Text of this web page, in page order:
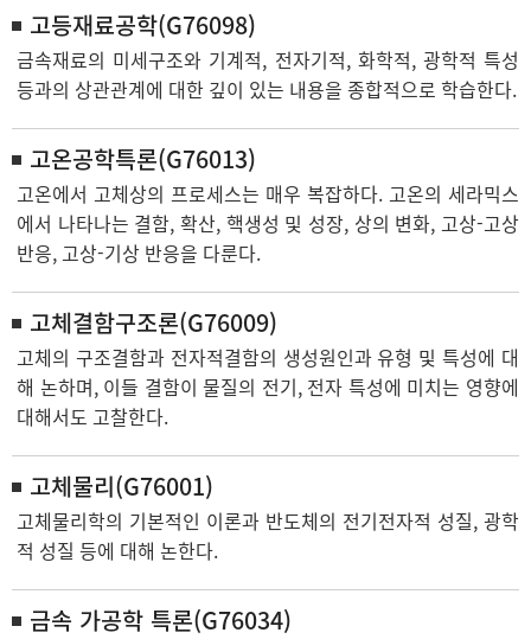
고등재료공학(G76098)
금속재료의 미세구조와 기계적, 전자기적, 화학적, 광학적 특성
등과의 상관관계에 대한 깊이 있는 내용을 종합적으로 학습한다.
고온공학특론(G76013)
고온에서 고체상의 프로세스는 매우 복잡하다. 고온의 세라믹스
에서 나타나는 결함, 확산, 핵생성 및 성장, 상의 변화, 고상-고상
반응, 고상-기상 반응을 다룬다.
고체결함구조론(G76009)
고체의 구조결함과 전자적결함의 생성원인과 유형 및 특성에 대
해 논하며, 이들 결함이 물질의 전기, 전자 특성에 미치는 영향에
대해서도 고찰한다.
고체물리(G76001)
고체물리학의 기본적인 이론과 반도체의 전기전자적 성질, 광학
적 성질 등에 대해 논한다.
금속 가공학 특론(G76034)